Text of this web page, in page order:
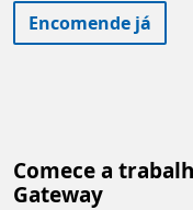
Encomende já
Comece a
Gateway